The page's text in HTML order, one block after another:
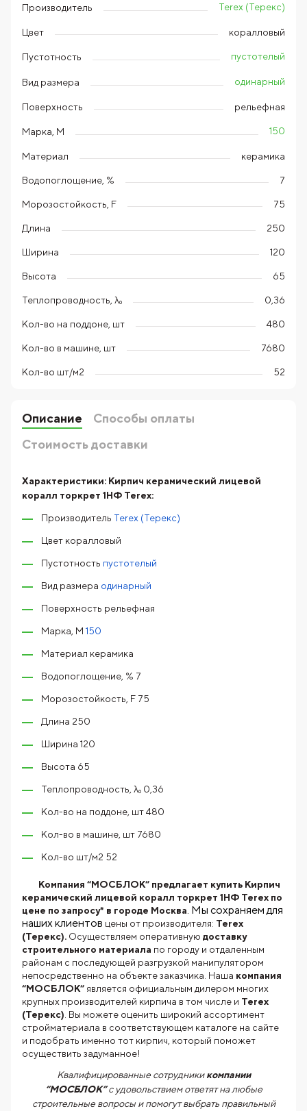
Производитель Terex (Терекс)
Цвет коралловый
Пустотность пустотелый
Вид размера одинарный
Поверхность рельефная
Марка, М 150
Материал керамика
Водопоглощение, % 7
Морозостойкость, F 75
Длина 250
Ширина 120
Высота 65
Теплопроводность, λ₀ 0,36
Кол-во на поддоне, шт 480
Кол-во в машине, шт 7680
Кол-во шт/м2 52
Описание
Способы оплаты
Стоимость доставки
Характеристики: Кирпич керамический лицевой
коралл торкрет 1НФ Terex:
Производитель Terex (Терекс)
Цвет коралловый
Пустотность пустотелый
Вид размера одинарный
Поверхность рельефная
Марка, М 150
Материал керамика
Водопоглощение, % 7
Морозостойкость, F 75
Длина 250
Ширина 120
Высота 65
Теплопроводность, λ₀ 0,36
Кол-во на поддоне, шт 480
Кол-во в машине, шт 7680
Кол-во шт/м2 52
Компания “МОСБЛОК” предлагает купить Кирпич
керамический лицевой коралл торкрет 1НФ Terex по
цене по запросу* в городе Москва. Мы сохраняем для
наших клиентов цены от производителя: Terex
(Терекс). Осуществляем оперативную доставку
строительного материала по городу и отдаленным
районам с последующей разгрузкой манипулятором
непосредственно на объекте заказчика. Наша компания
“МОСБЛОК” является официальным дилером многих
крупных производителей кирпича в том числе и Terex
(Терекс) . Вы можете оценить широкий ассортимент
стройматериала в соответствующем каталоге на сайте
и подобрать именно тот кирпич, который поможет
осуществить задуманное!
Квалифицированные сотрудникикомпании
“МОСБЛОК”с удовольствием ответят на любые
строительные вопросы и помогут выбрать правильный